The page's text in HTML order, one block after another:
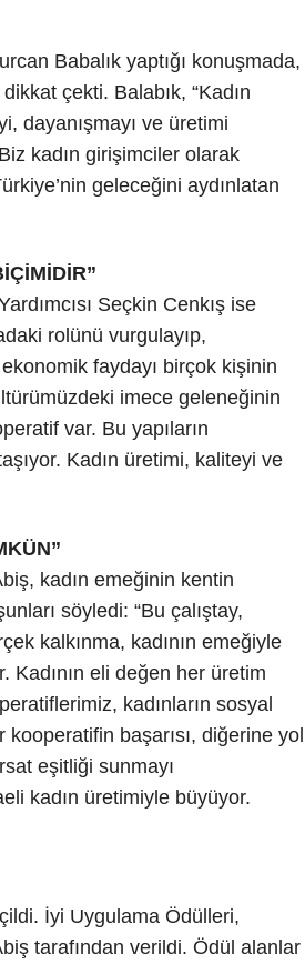
Babalık yaptığı konuşmada,
çekti. Balabık, “Kadın
dayanışmayı ve üretimi
kadın girişimciler olarak
geleceğini aydınlatan
Seçkin Cenkış ise
rolünü vurgulayıp,
faydayı birçok kişinin
imece geleneğinin
var. Bu yapıların
Kadın üretimi, kaliteyi ve
kadın emeğinin kentin
söyledi: “Bu çalıştay,
kalkınma, kadının emeğiyle
Kadının eli değen her üretim
kadınların sosyal
kooperatifin başarısı, diğerine yol
eşitliği sunmayı
kadın üretimiyle büyüyor.
İyi Uygulama Ödülleri,
tarafından verildi. Ödül alanlar